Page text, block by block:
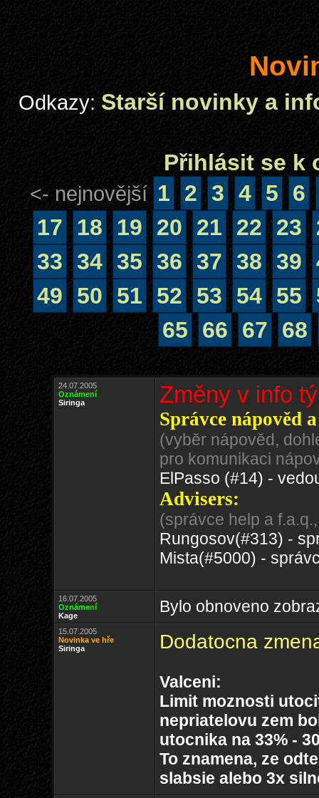
Odkazy: Starší novinky a
Přihlásit se k
<- nejnovější 1 2 3 4 5
6
17
18 19 20 21 22 23
33 34 35 36 37 38 39
49
50 51 52 53 54 55
65
66 67 68
24.07.2005
Oznámení
Siringa
Změny v info
Správce nápověd
(vyběr nápověd,
pro komunikaci
ElPasso (#14) -
Advisers:
(správce help a
Rungosov(#313) -
Mista(#5000) -
16.07.2005
Oznámení
Kage
Bylo obnoveno
15.07.2005
Novinka ve hře
Siringa
Dodatocna
Valceni:
Limit moznosti
nepriatelovu zem
utocnika na 33% -
To znamena, ze
slabsie alebo 3x